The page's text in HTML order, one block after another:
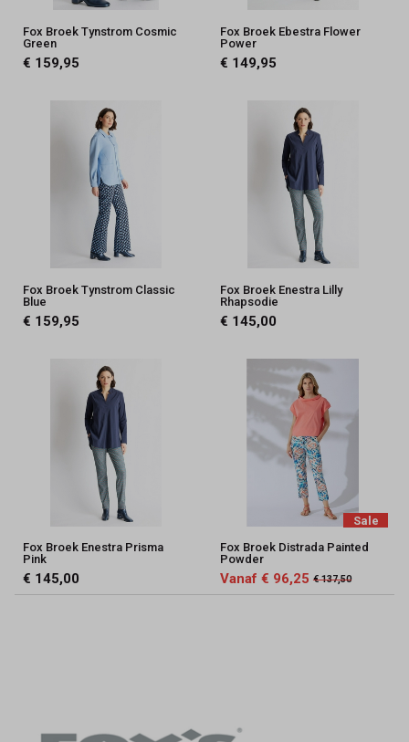
Fox Broek Tynstrom Cosmic
Green
€ 159,95
Fox Broek Ebestra Flower
Power
€ 149,95
Fox Broek Tynstrom Classic
Blue
€ 159,95
Fox Broek Enestra Lilly
Rhapsodie
€ 145,00
Fox Broek Enestra Prisma
Pink
€ 145,00
Sale
Fox Broek Distrada Painted
Powder
Vanaf € 96,25 € 137,50